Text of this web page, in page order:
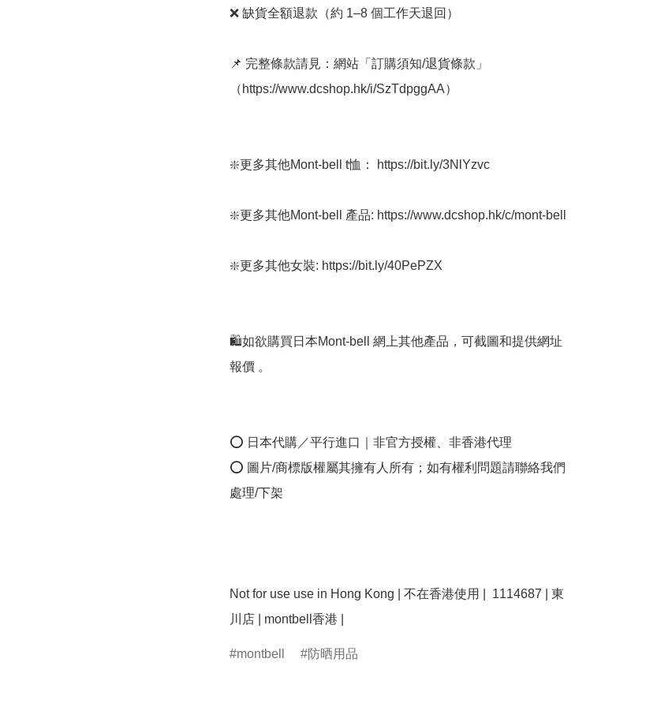
❌ 缺貨全額退款（約 1–8 個工作天退回）
📌 完整條款請見：網站「訂購須知/退貨條款」
（https://www.dcshop.hk/i/SzTdpggAA）
❇️更多其他Mont-bell t恤： https://bit.ly/3NlYzvc
❇️更多其他Mont-bell 產品: https://www.dcshop.hk/c/mont-bell
❇️更多其他女裝: https://bit.ly/40PePZX
🛍️如欲購買日本Mont-bell 網上其他產品，可截圖和提供網址
報價 。
⭕ 日本代購／平行進口｜非官方授權、非香港代理
⭕ 圖片/商標版權屬其擁有人所有；如有權利問題請聯絡我們
處理/下架
Not for use use in Hong Kong | 不在香港使用 |  1114687 | 東
montbell 防晒用品